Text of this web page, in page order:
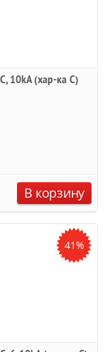
10kA (хар-ка C)
В корзину
41%